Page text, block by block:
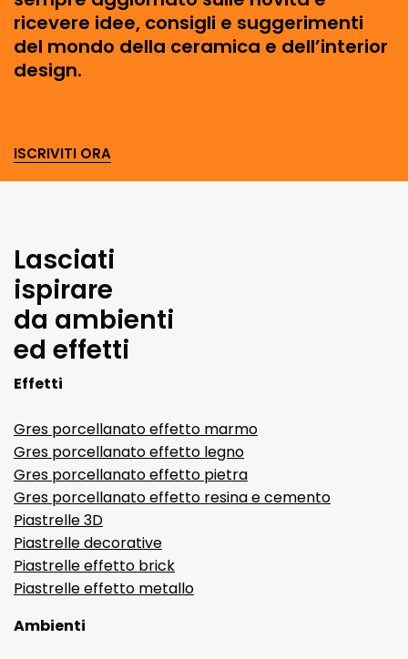
ricevere idee, consigli e suggerimenti
del mondo della ceramica e dell’interior
design.
ISCRIVITI ORA
Lasciati
ispirare
da ambienti
ed effetti
Effetti
Gres porcellanato effetto marmo
Gres porcellanato effetto legno
Gres porcellanato effetto pietra
Gres porcellanato effetto resina e cemento
Piastrelle 3D
Piastrelle decorative
Piastrelle effetto brick
Piastrelle effetto metallo
Ambienti